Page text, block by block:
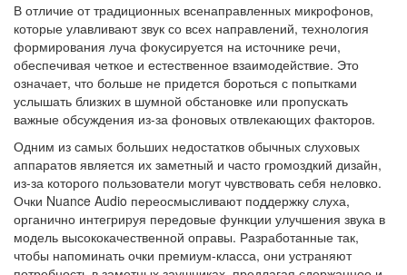
В отличие от традиционных всенаправленных микрофонов,
которые улавливают звук со всех направлений, технология
формирования луча фокусируется на источнике речи,
обеспечивая четкое и естественное взаимодействие. Это
означает, что больше не придется бороться с попытками
услышать близких в шумной обстановке или пропускать
важные обсуждения из-за фоновых отвлекающих факторов.
Одним из самых больших недостатков обычных слуховых
аппаратов является их заметный и часто громоздкий дизайн,
из-за которого пользователи могут чувствовать себя неловко.
Очки Nuance Audio переосмысливают поддержку слуха,
органично интегрируя передовые функции улучшения звука в
модель высококачественной оправы. Разработанные так,
чтобы напоминать очки премиум-класса, они устраняют